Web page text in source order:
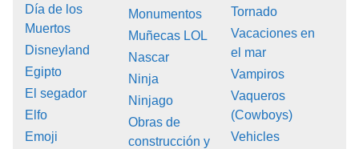
Día de los
Muertos
Disneyland
Egipto
El segador
Elfo
Emoji
Monumentos
Muñecas LOL
Nascar
Ninja
Ninjago
Obras de
construcción y
Tornado
Vacaciones en
el mar
Vampiros
Vaqueros
(Cowboys)
Vehicles